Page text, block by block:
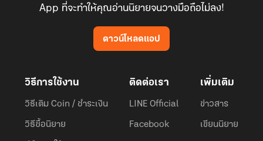
App ที่จะทำให้คุณอ่านนิยายจนวางมือถือไม่ลง!
ดาวน์โหลดแอป
วิธีการใช้งาน
วิธีเติม Coin / ชำระเงิน
วิธีซื้อนิยาย
ติดต่อเรา
LINE Official
Facebook
เพิ่มเติม
ข่าวสาร
เขียนนิยาย